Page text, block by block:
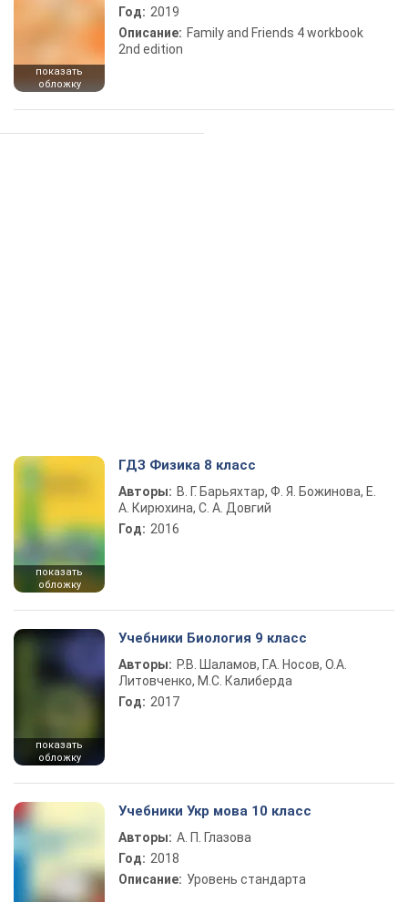
показать
обложку
Год: 2019
Описание: Family and Friends 4 workbook
2nd edition
показать
обложку
ГДЗ Физика 8 класс
Авторы: В. Г. Барьяхтар, Ф. Я. Божинова, Е.
А. Кирюхина, С. А. Довгий
Год: 2016
показать
обложку
Учебники Биология 9 класс
Авторы: Р.В. Шаламов, Г.А. Носов, О.А.
Литовченко, М.С. Калиберда
Год: 2017
Учебники Укр мова 10 класс
Авторы: А. П. Глазова
Год: 2018
Описание: Уровень стандарта